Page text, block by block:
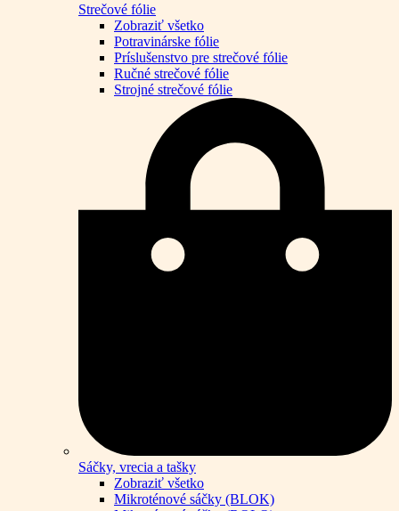
Strečové fólie
Zobraziť všetko
Potravinárske fólie
Príslušenstvo pre strečové fólie
Ručné strečové fólie
Strojné strečové fólie
Sáčky, vrecia a tašky
Zobraziť všetko
Mikroténové sáčky (BLOK)